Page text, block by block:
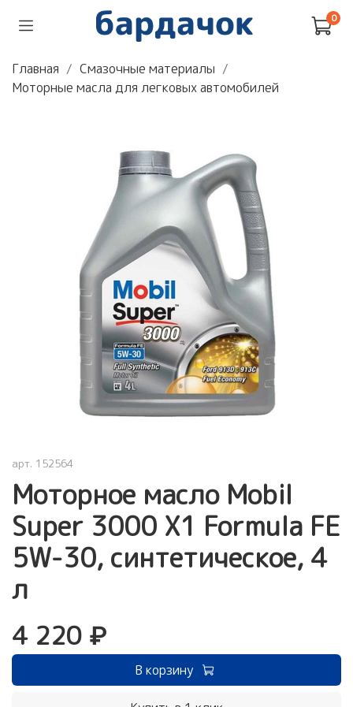
0
Главная
Смазочные материалы
Моторные масла для легковых автомобилей
арт. 152564
Моторное масло Mobil
Super 3000 X1 Formula FE
5W-30, синтетическое, 4
л
4 220 ₽
В корзину